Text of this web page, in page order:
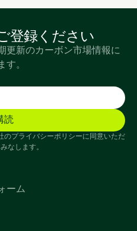
登録ください
更新のカーボン市場情報に
す。
のプライバシーポリシーに同意いただ
なします。
ーム